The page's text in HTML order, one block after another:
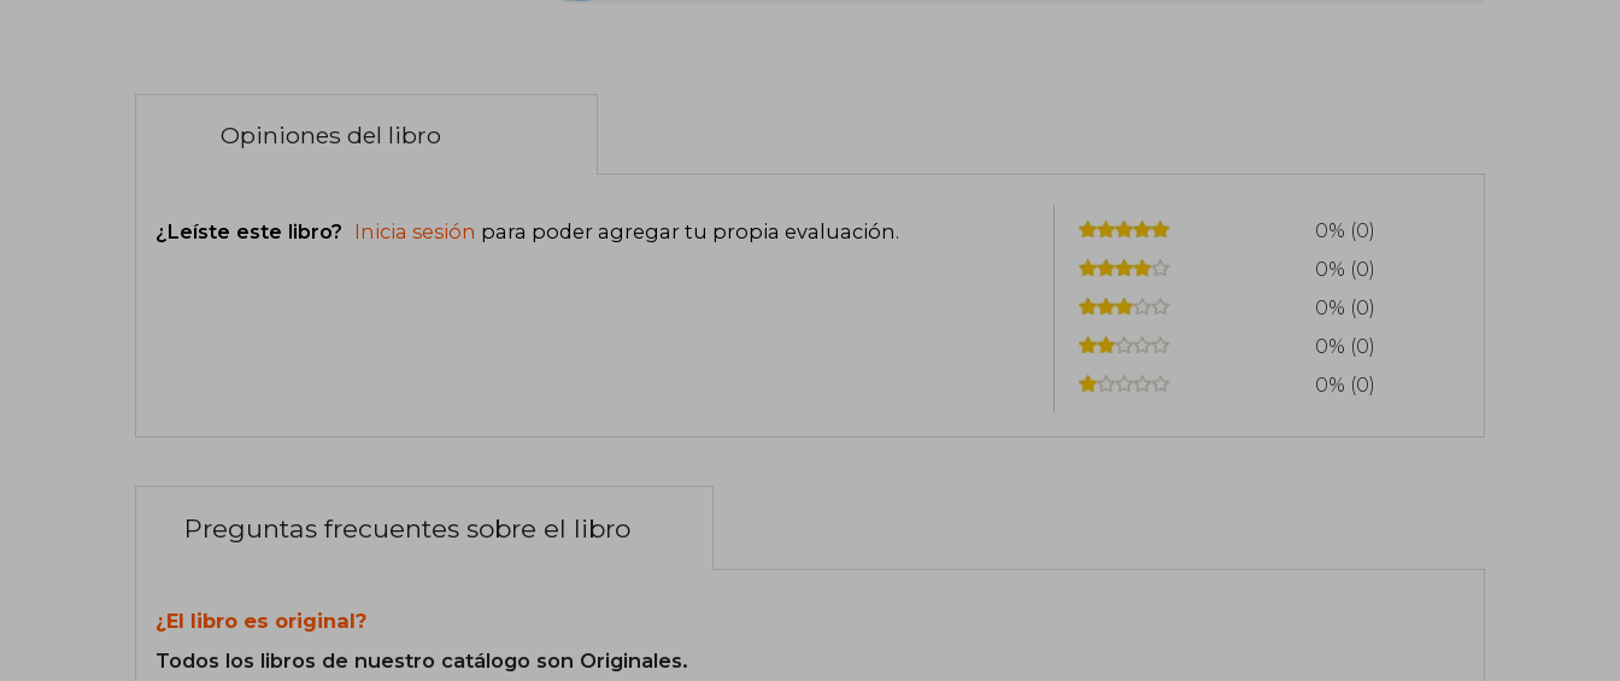
Opiniones del libro
¿Leíste este libro? Inicia sesión para poder agregar tu propia evaluación.
0% (0)
0% (0)
0% (0)
0% (0)
0% (0)
Preguntas frecuentes sobre el libro
¿El libro es original?
Todos los libros de nuestro catálogo son Originales.